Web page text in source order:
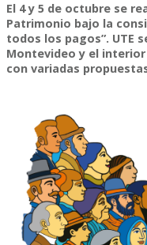
El 4 y 5 de octubre se
Patrimonio bajo la
todos los pagos”. UTE
Montevideo y el
con variadas